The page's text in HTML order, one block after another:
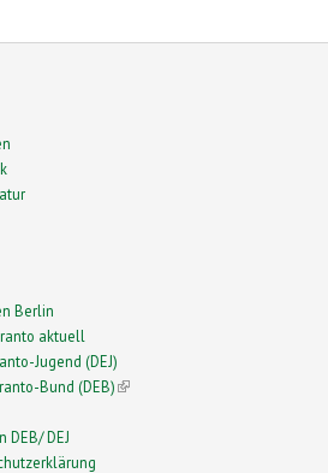
Berlin
aktuell
Jugend (DEJ)
Bund (DEB)(link is external)
DEB/ DEJ